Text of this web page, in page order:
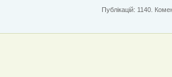
Публікацій: 1140.